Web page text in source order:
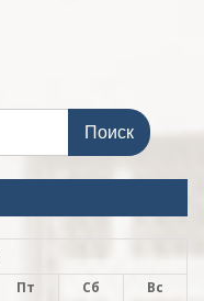
Пт Сб
Вс